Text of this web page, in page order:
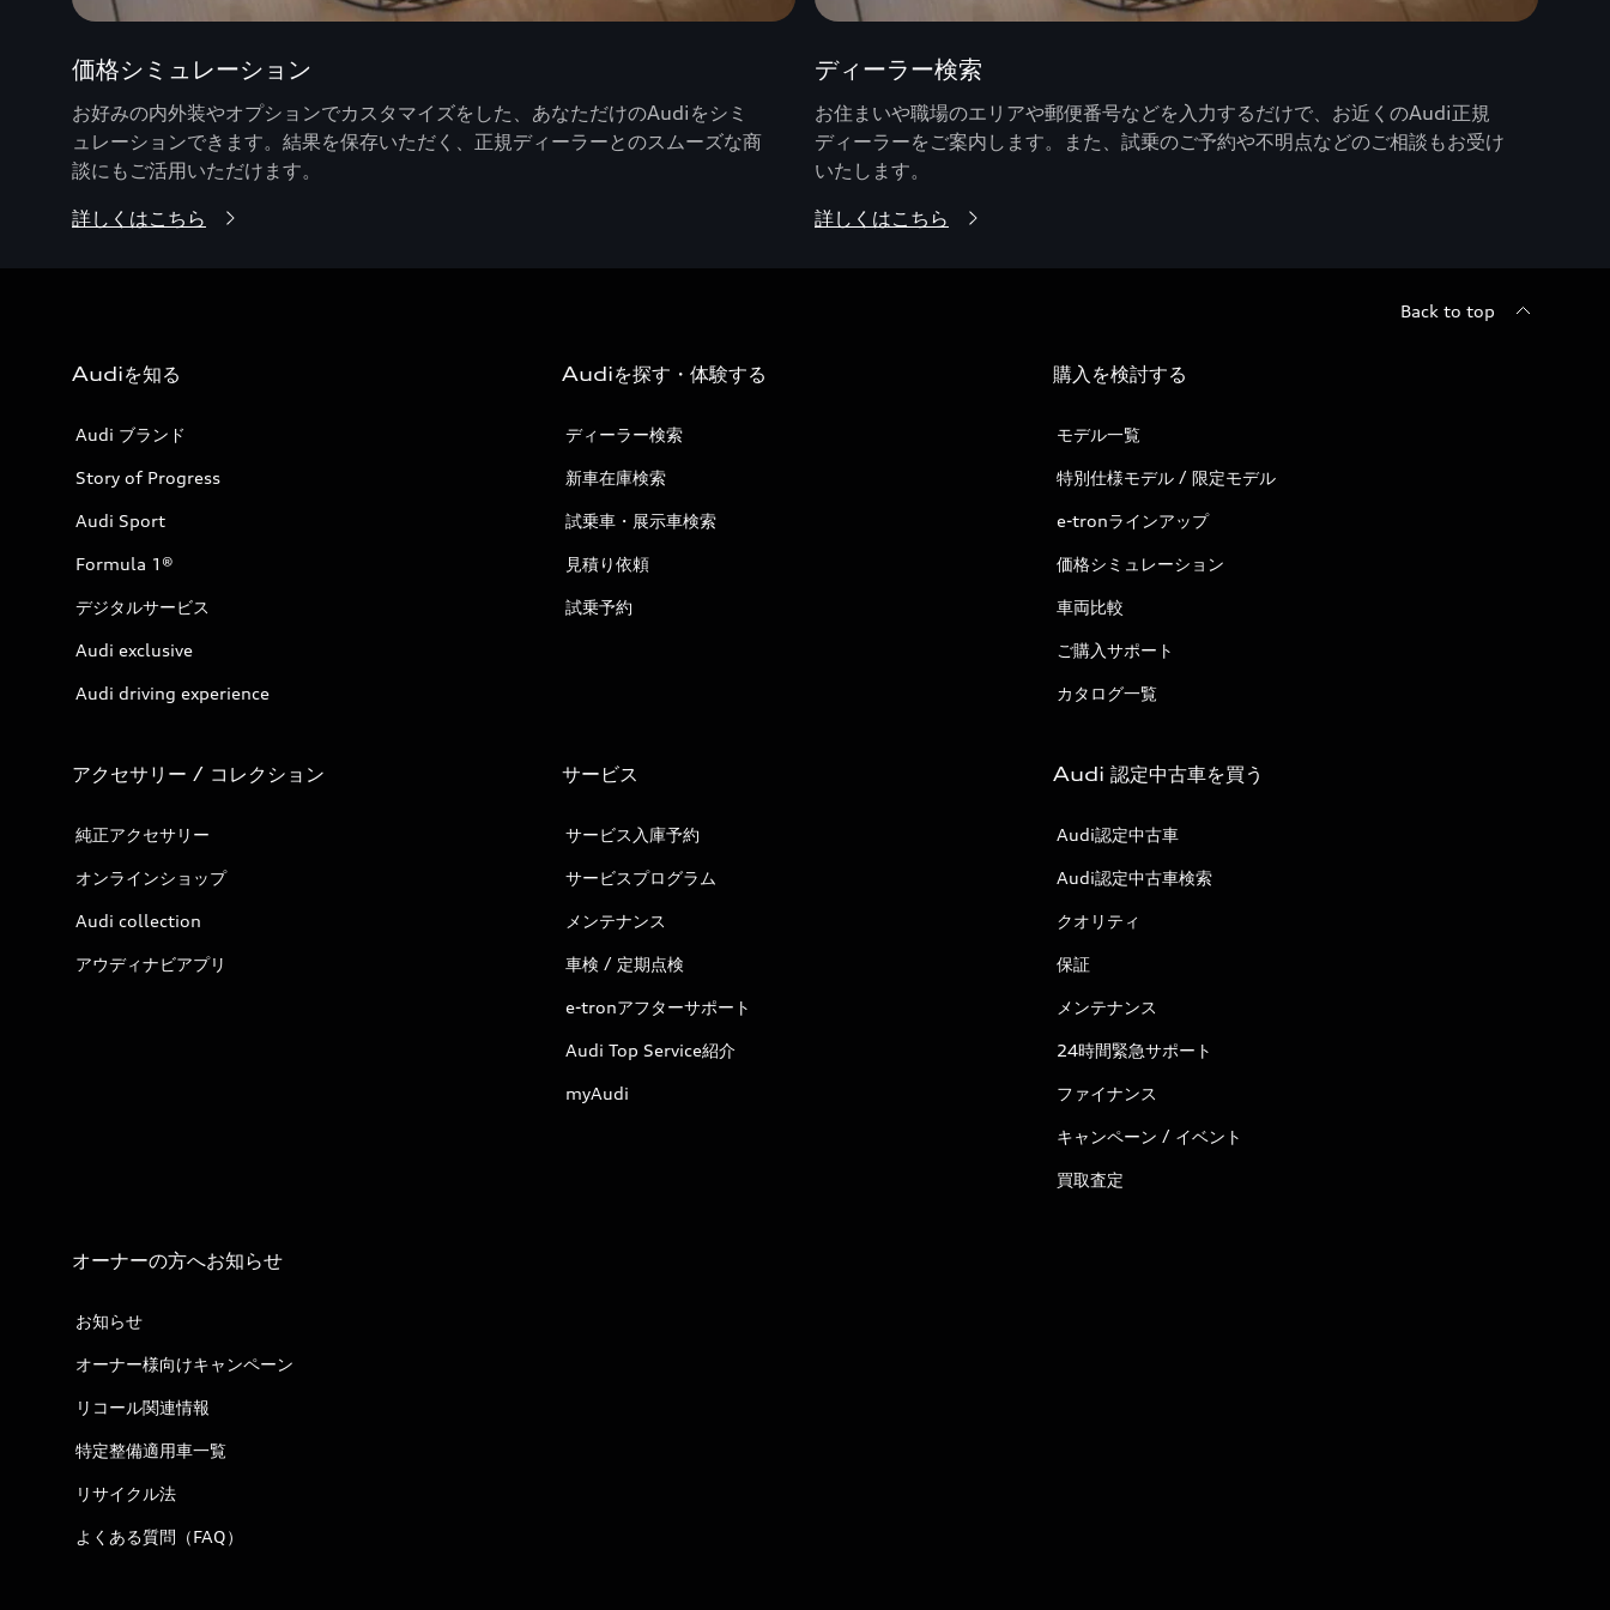
価格シミュレーション
お好みの内外装やオプションでカスタマイズをした、あなただけのAudiをシミ
ュレーションできます。結果を保存いただく、正規ディーラーとのスムーズな商
談にもご活用いただけます。
詳しくはこちら
ディーラー検索
お住まいや職場のエリアや郵便番号などを入力するだけで、お近くのAudi正規
ディーラーをご案内します。また、試乗のご予約や不明点などのご相談もお受け
いたします。
詳しくはこちら
Back to top
Audiを知る
Audi ブランド
Story of Progress
Audi Sport
Formula 1®
デジタルサービス
Audi exclusive
Audi driving experience
Audiを探す・体験する
ディーラー検索
新車在庫検索
試乗車・展示車検索
見積り依頼
試乗予約
購入を検討する
モデル一覧
特別仕様モデル / 限定モデル
e-tronラインアップ
価格シミュレーション
車両比較
ご購入サポート
カタログ一覧
アクセサリー / コレクション
純正アクセサリー
オンラインショップ
Audi collection
アウディナビアプリ
サービス
サービス入庫予約
サービスプログラム
メンテナンス
車検 / 定期点検
e-tronアフターサポート
Audi Top Service紹介
myAudi
Audi 認定中古車を買う
Audi認定中古車
Audi認定中古車検索
クオリティ
保証
メンテナンス
24時間緊急サポート
ファイナンス
キャンペーン / イベント
買取査定
オーナーの方へお知らせ
お知らせ
オーナー様向けキャンペーン
リコール関連情報
特定整備適用車一覧
リサイクル法
よくある質問（FAQ）